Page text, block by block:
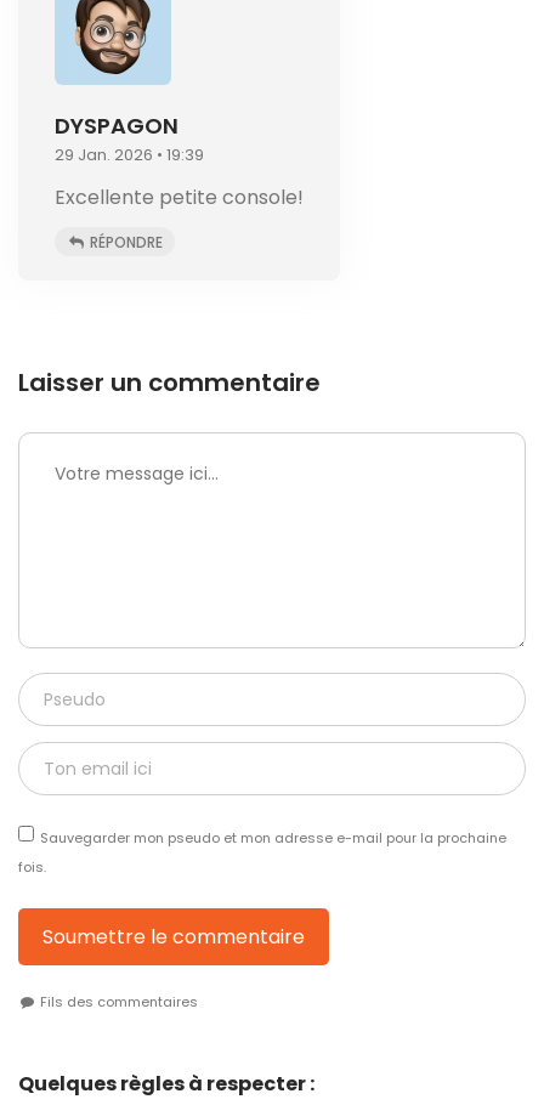
DYSPAGON
29 Jan. 2026 • 19:39
Excellente petite console!
RÉPONDRE
Laisser un commentaire
Sauvegarder mon pseudo et mon adresse e-mail pour la prochaine
fois.
Soumettre le commentaire
Fils des commentaires
Quelques règles à respecter :